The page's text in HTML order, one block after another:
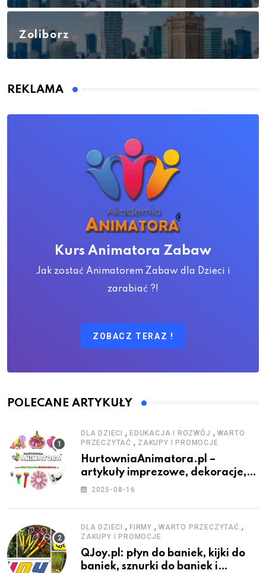
Żoliborz
REKLAMA
Kurs Animatora Zabaw
Jak zostać Animatorem Zabaw dla Dzieci i
zarabiać ?!
ZOBACZ TERAZ !
POLECANE ARTYKUŁY
DLA DZIECI , EDUKACJA I ROZWÓJ , WARTO
PRZECZYTAĆ , ZAKUPY I PROMOCJE
HurtowniaAnimatora.pl –
artykuły imprezowe, dekoracje,
stroje i akcesoria dla animatorów
2025-08-16
DLA DZIECI , FIRMY , WARTO PRZECZYTAĆ ,
ZAKUPY I PROMOCJE
QJoy.pl: płyn do baniek, kijki do
baniek, sznurki do baniek i